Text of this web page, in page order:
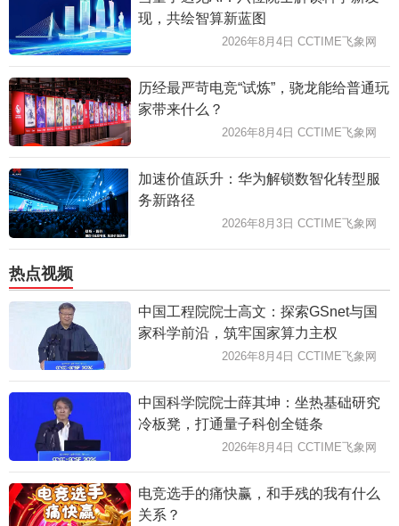
现，共绘智算新蓝图
2026年8月4日 CCTIME飞象网
历经最严苛电竞“试炼”，骁龙能给普通玩
家带来什么？
2026年8月4日 CCTIME飞象网
加速价值跃升：华为解锁数智化转型服
务新路径
2026年8月3日 CCTIME飞象网
热点视频
中国工程院院士高文：探索GSnet与国
家科学前沿，筑牢国家算力主权
2026年8月4日 CCTIME飞象网
中国科学院院士薛其坤：坐热基础研究
冷板凳，打通量子科创全链条
2026年8月4日 CCTIME飞象网
电竞选手的痛快赢，和手残的我有什么
关系？